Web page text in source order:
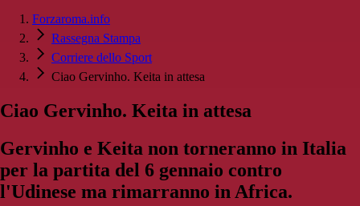
Forzaroma.info
Rassegna Stampa
Corriere dello Sport
Ciao Gervinho. Keita in attesa
Ciao Gervinho. Keita in attesa
Gervinho e Keita non torneranno in Italia
per la partita del 6 gennaio contro
l'Udinese ma rimarranno in Africa.